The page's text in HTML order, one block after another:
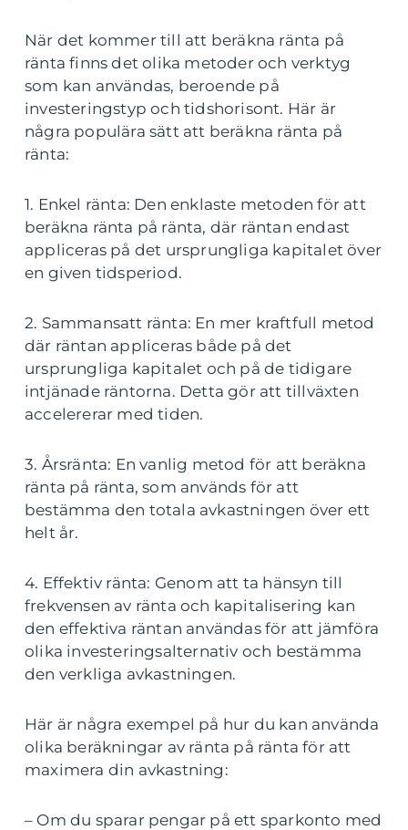
När det kommer till att beräkna ränta på
ränta finns det olika metoder och verktyg
som kan användas, beroende på
investeringstyp och tidshorisont. Här är
några populära sätt att beräkna ränta på
ränta:
1. Enkel ränta: Den enklaste metoden för att
beräkna ränta på ränta, där räntan endast
appliceras på det ursprungliga kapitalet över
en given tidsperiod.
2. Sammansatt ränta: En mer kraftfull metod
där räntan appliceras både på det
ursprungliga kapitalet och på de tidigare
intjänade räntorna. Detta gör att tillväxten
accelererar med tiden.
3. Årsränta: En vanlig metod för att beräkna
ränta på ränta, som används för att
bestämma den totala avkastningen över ett
helt år.
4. Effektiv ränta: Genom att ta hänsyn till
frekvensen av ränta och kapitalisering kan
den effektiva räntan användas för att jämföra
olika investeringsalternativ och bestämma
den verkliga avkastningen.
Här är några exempel på hur du kan använda
olika beräkningar av ränta på ränta för att
maximera din avkastning:
– Om du sparar pengar på ett sparkonto med